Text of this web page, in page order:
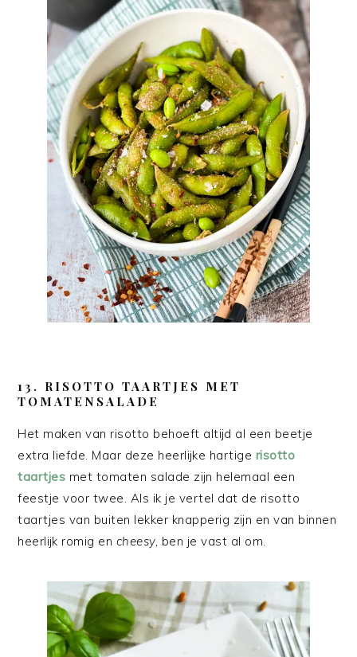
13. RISOTTO TAARTJES MET
TOMATENSALADE
Het maken van risotto behoeft altijd al een beetje
extra liefde. Maar deze heerlijke hartige risotto
taartjes met tomaten salade zijn helemaal een
feestje voor twee. Als ik je vertel dat de risotto
taartjes van buiten lekker knapperig zijn en van binnen
heerlijk romig en cheesy, ben je vast al om.